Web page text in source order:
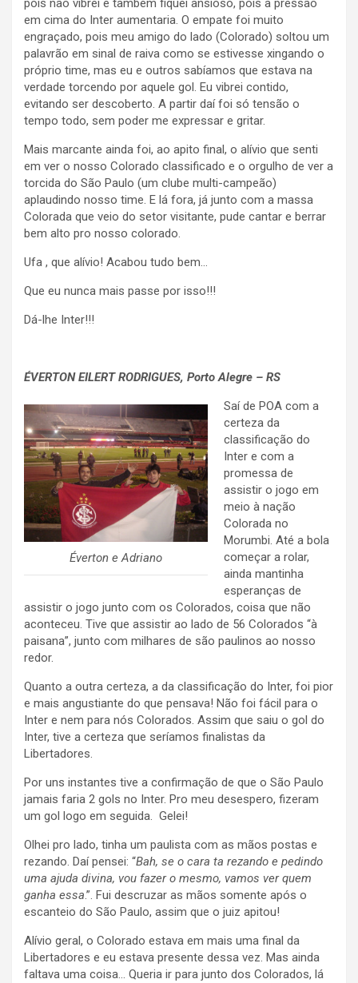
pois não vibrei e também fiquei ansioso, pois a pressão
em cima do Inter aumentaria. O empate foi muito
engraçado, pois meu amigo do lado (Colorado) soltou um
palavrão em sinal de raiva como se estivesse xingando o
próprio time, mas eu e outros sabíamos que estava na
verdade torcendo por aquele gol. Eu vibrei contido,
evitando ser descoberto. A partir daí foi só tensão o
tempo todo, sem poder me expressar e gritar.
Mais marcante ainda foi, ao apito final, o alívio que senti
em ver o nosso Colorado classificado e o orgulho de ver a
torcida do São Paulo (um clube multi-campeão)
aplaudindo nosso time. E lá fora, já junto com a massa
Colorada que veio do setor visitante, pude cantar e berrar
bem alto pro nosso colorado.
Ufa , que alívio! Acabou tudo bem…
Que eu nunca mais passe por isso!!!
Dá-lhe Inter!!!
ÉVERTON EILERT RODRIGUES, Porto Alegre – RS
Éverton e Adriano
Saí de POA com a
certeza da
classificação do
Inter e com a
promessa de
assistir o jogo em
meio à nação
Colorada no
Morumbi. Até a bola
começar a rolar,
ainda mantinha
esperanças de
assistir o jogo junto com os Colorados, coisa que não
aconteceu. Tive que assistir ao lado de 56 Colorados “à
paisana”, junto com milhares de são paulinos ao nosso
redor.
Quanto a outra certeza, a da classificação do Inter, foi pior
e mais angustiante do que pensava! Não foi fácil para o
Inter e nem para nós Colorados. Assim que saiu o gol do
Inter, tive a certeza que seríamos finalistas da
Libertadores.
Por uns instantes tive a confirmação de que o São Paulo
jamais faria 2 gols no Inter. Pro meu desespero, fizeram
um gol logo em seguida. Gelei!
Olhei pro lado, tinha um paulista com as mãos postas e
rezando. Daí pensei: “Bah, se o cara ta rezando e pedindo
uma ajuda divina, vou fazer o mesmo, vamos ver quem
ganha essa.”. Fui descruzar as mãos somente após o
escanteio do São Paulo, assim que o juiz apitou!
Alívio geral, o Colorado estava em mais uma final da
Libertadores e eu estava presente dessa vez. Mas ainda
faltava uma coisa… Queria ir para junto dos Colorados, lá